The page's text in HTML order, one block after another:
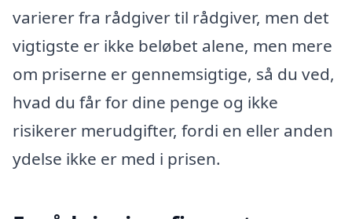
varierer fra rådgiver til rådgiver, men det
vigtigste er ikke beløbet alene, men mere
om priserne er gennemsigtige, så du ved,
hvad du får for dine penge og ikke
risikerer merudgifter, fordi en eller anden
ydelse ikke er med i prisen.